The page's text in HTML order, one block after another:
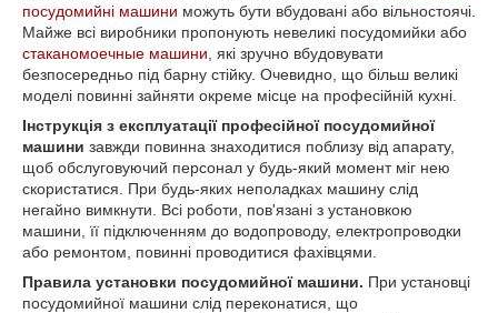
посудомийні машини можуть бути вбудовані або вільностоячі.
Майже всі виробники пропонують невеликі посудомийки або
стаканомоечные машини , які зручно вбудовувати
безпосередньо під барну стійку. Очевидно, що більш великі
моделі повинні зайняти окреме місце на професійній кухні.
Інструкція з експлуатації професійної посудомийної
машини завжди повинна знаходитися поблизу від апарату,
щоб обслуговуючий персонал у будь-який момент міг нею
скористатися. При будь-яких неполадках машину слід
негайно вимкнути. Всі роботи, пов'язані з установкою
машини, її підключенням до водопроводу, електропроводки
або ремонтом, повинні проводитися фахівцями.
Правила установки посудомийної машини. При установці
посудомийної машини слід переконатися, що